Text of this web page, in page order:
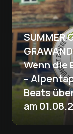
SUMMER
GRAWAND
Wenn die
–
Beats
am